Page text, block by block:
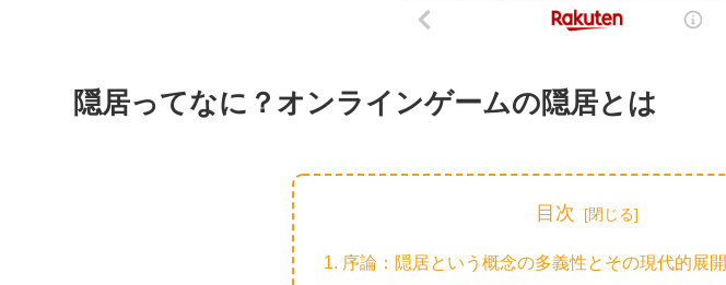
隠居ってなに？オンラインゲームの隠居とは
目次
序論：隠居という概念の多義性とその現代的展開